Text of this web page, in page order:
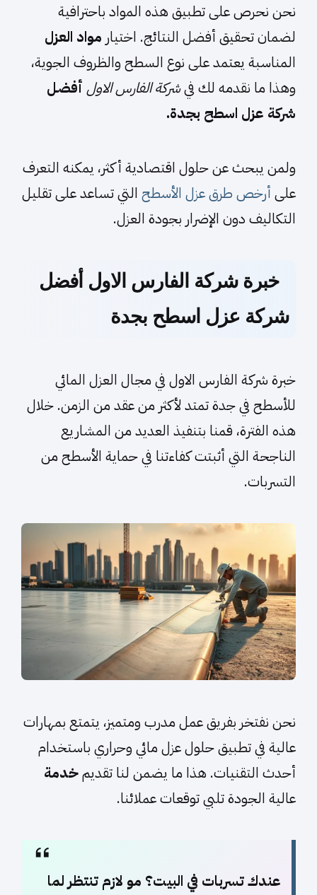
نحن نحرص على تطبيق هذه المواد باحترافية
لضمان تحقيق أفضل النتائج. اختيار مواد العزل
المناسبة يعتمد على نوع السطح والظروف الجوية،
وهذا ما نقدمه لك فيشركة الفارس الاول أفضل
شركة عزل اسطح بجدة.
ولمن يبحث عن حلول اقتصادية أكثر، يمكنه التعرف
على أرخص طرق عزل الأسطح التي تساعد على تقليل
التكاليف دون الإضرار بجودة العزل.
خبرة شركة الفارس الاول أفضل
شركة عزل اسطح بجدة
خبرة شركة الفارس الاول في مجال العزل المائي
للأسطح في جدة تمتد لأكثر من عقد من الزمن. خلال
هذه الفترة، قمنا بتنفيذ العديد من المشاريع
الناجحة التي أثبتت كفاءتنا في حماية الأسطح من
التسربات.
نحن نفتخر بفريق عمل مدرب ومتميز، يتمتع بمهارات
عالية في تطبيق حلول عزل مائي وحراري باستخدام
أحدث التقنيات. هذا ما يضمن لنا تقديمخدمة
عالية الجودة تلبي توقعات عملائنا.
عندك تسربات في البيت؟ مو لازم تنتظر لما